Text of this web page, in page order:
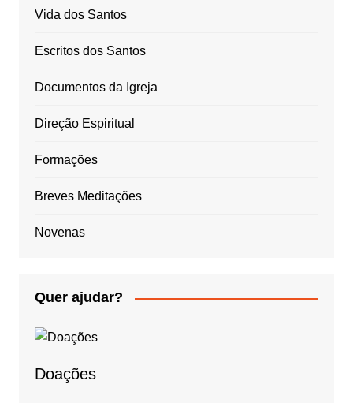
Vida dos Santos
Escritos dos Santos
Documentos da Igreja
Direção Espiritual
Formações
Breves Meditações
Novenas
Quer ajudar?
Doações